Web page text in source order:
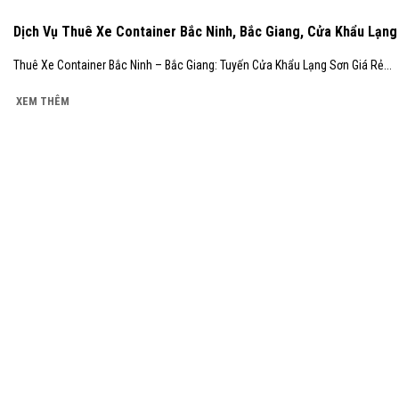
Dịch Vụ Thuê Xe Container Bắc Ninh, Bắc Giang, Cửa Khẩu
Thuê Xe Container Bắc Ninh – Bắc Giang: Tuyến Cửa Khẩu Lạng Sơn Giá Rẻ...
XEM THÊM